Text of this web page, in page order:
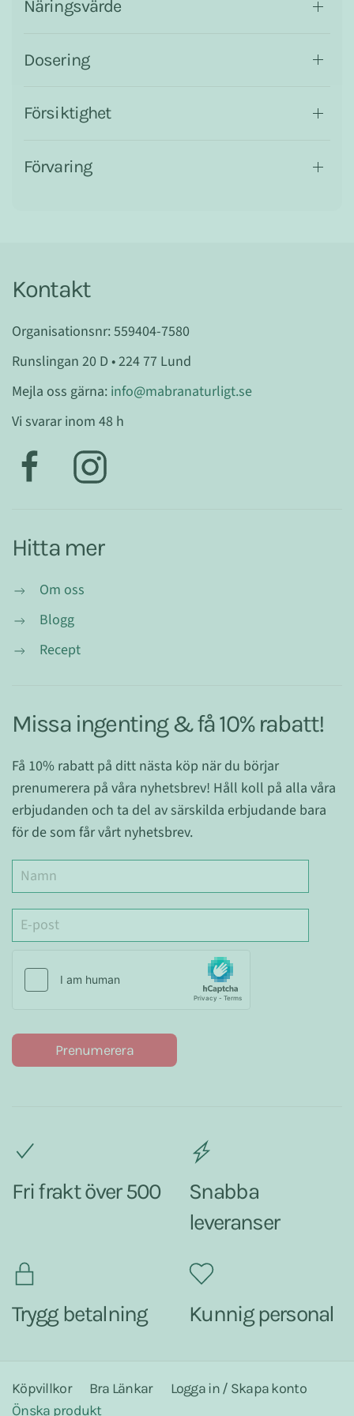
Näringsvärde
Dosering
Försiktighet
Förvaring
Kontakt
Organisationsnr: 559404-7580
Runslingan 20 D • 224 77 Lund
Mejla oss gärna: info@mabranaturligt.se
Vi svarar inom 48 h
Hitta mer
Om oss
Blogg
Recept
Missa ingenting & få 10% rabatt!
Få 10% rabatt på ditt nästa köp när du börjar
prenumerera på våra nyhetsbrev! Håll koll på alla våra
erbjudanden och ta del av särskilda erbjudande bara
för de som får vårt nyhetsbrev.
Prenumerera
Fri frakt över 500
Snabba
leveranser
Trygg betalning Kunnig personal
Köpvillkor Bra Länkar
Logga in / Skapa konto
Önska produkt